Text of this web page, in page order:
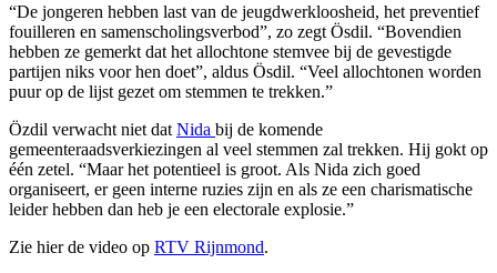
“De jongeren hebben last van de jeugdwerkloosheid, het preventief
fouilleren en samenscholingsverbod”, zo zegt Ösdil. “Bovendien
hebben ze gemerkt dat het allochtone stemvee bij de gevestigde
partijen niks voor hen doet”, aldus Ösdil. “Veel allochtonen worden
puur op de lijst gezet om stemmen te trekken.”
Özdil verwacht niet dat Nida bij de komende
gemeenteraadsverkiezingen al veel stemmen zal trekken. Hij gokt op
één zetel. “Maar het potentieel is groot. Als Nida zich goed
organiseert, er geen interne ruzies zijn en als ze een charismatische
leider hebben dan heb je een electorale explosie.”
Zie hier de video op RTV Rijnmond.